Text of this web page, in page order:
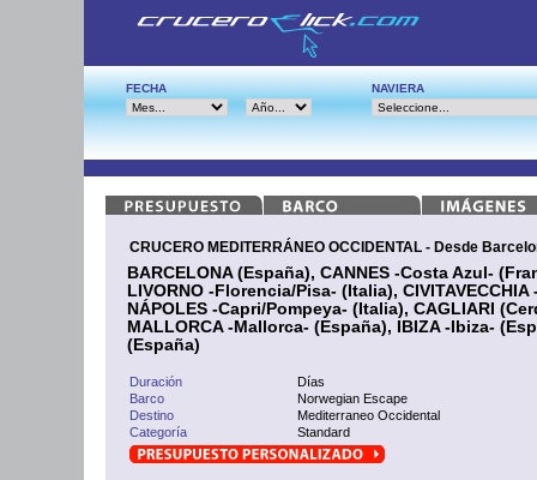
FECHA NAVIERA
CRUCERO MEDITERRÁNEO OCCIDENTAL - Desde
BARCELONA (España), CANNES -Costa Azul-
LIVORNO -Florencia/Pisa- (Italia),
NÁPOLES -Capri/Pompeya- (Italia), CAGLIARI
MALLORCA -Mallorca- (España), IBIZA -Ibiza-
(España)
Duración
Días
Barco
Norwegian Escape
Destino
Mediterraneo Occidental
Categoría
Standard